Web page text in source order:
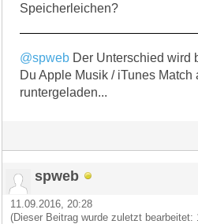
Speicherleichen?
@spweb Der Unterschied wird
Du Apple Musik / iTunes
runtergeladen...
spweb
11.09.2016, 20:28
(Dieser Beitrag wurde zuletzt